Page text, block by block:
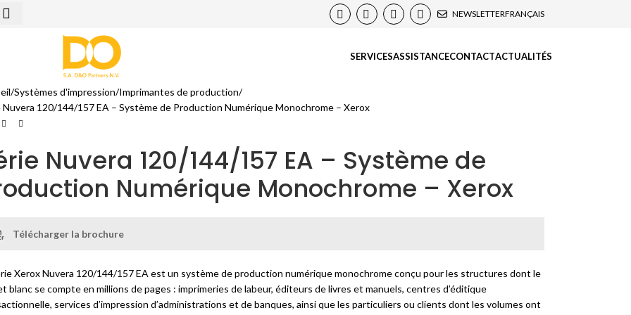
NEWSLETTERFRANÇAIS
SERVICESASSISTANCECONTACTACTUALITÉS
Systèmes d'impression Imprimantes de production
Nuvera 120/144/157 EA – Système de Production Numérique Monochrome – Xerox
Nuvera 120/144/157 EA – Système de
Numérique Monochrome – Xerox
Télécharger la brochure
Xerox Nuvera 120/144/157 EA est un système de production numérique monochrome conçu pour les structures dont le
blanc se compte en millions de pages : imprimeries de labeur, éditeurs de livres et manuels, centres d’éditique
services d’impression d’administrations et de banques, ainsi que les particuliers ou clients dont les volumes ont